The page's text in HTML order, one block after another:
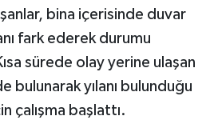
bina içerisinde duvar
fark ederek durumu
sürede olay yerine ulaşan
bulunarak yılanı bulunduğu
çalışma başlattı.